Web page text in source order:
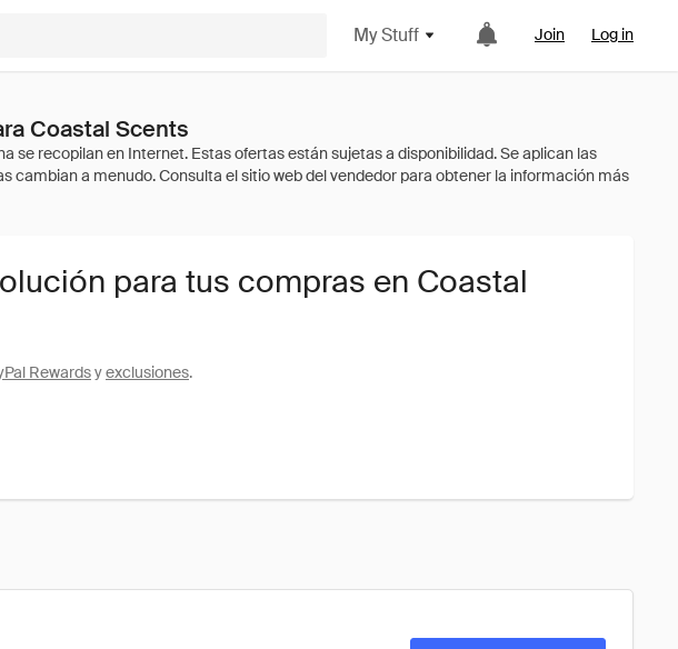
My Stuff Join Log in
Coastal Scents
para tus compras en Coastal
Rewardsyexclusiones.